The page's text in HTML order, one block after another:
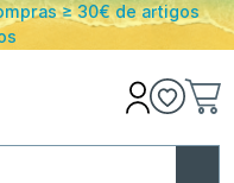
≥ 30€ de artigos